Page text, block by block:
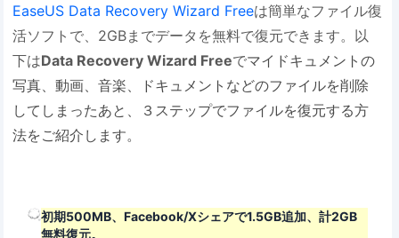
EaseUS Data Recovery Wizard Freeは簡単なファイル復
活ソフトで、2GBまでデータを無料で復元できます。以
下はData Recovery Wizard Freeでマイドキュメントの
写真、動画、音楽、ドキュメントなどのファイルを削除
してしまったあと、３ステップでファイルを復元する方
法をご紹介します。
初期500MB、Facebook/Xシェアで1.5GB追加、計2GB
無料復元。